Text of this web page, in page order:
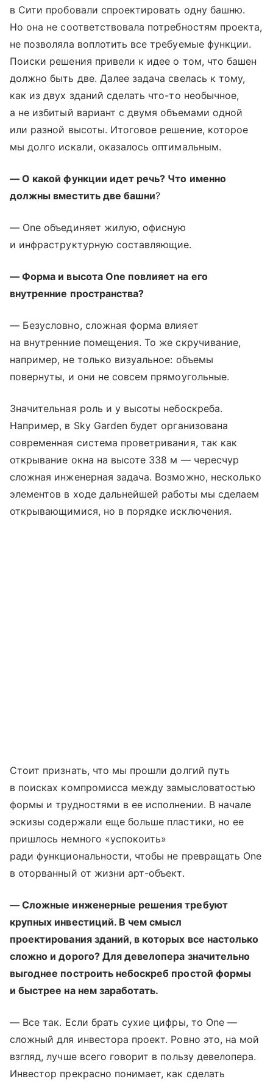
в Сити пробовали спроектировать одну башню.
Но она не соответствовала потребностям проекта,
не позволяла воплотить все требуемые функции.
Поиски решения привели к идее о том, что башен
должно быть две. Далее задача свелась к тому,
как из двух зданий сделать что-то необычное,
а не избитый вариант с двумя объемами одной
или разной высоты. Итоговое решение, которое
мы долго искали, оказалось оптимальным.
— О какой функции идет речь? Что именно
должны вместить две башни?
— One объединяет жилую, офисную
и инфраструктурную составляющие.
— Форма и высота One повлияет на его
внутренние пространства?
— Безусловно, сложная форма влияет
на внутренние помещения. То же скручивание,
например, не только визуальное: объемы
повернуты, и они не совсем прямоугольные.
Значительная роль и у высоты небоскреба.
Например, в Sky Garden будет организована
современная система проветривания, так как
открывание окна на высоте 338 м — чересчур
сложная инженерная задача. Возможно, несколько
элементов в ходе дальнейшей работы мы сделаем
открывающимися, но в порядке исключения.
Стоит признать, что мы прошли долгий путь
в поисках компромисса между замысловатостью
формы и трудностями в ее исполнении. В начале
эскизы содержали еще больше пластики, но ее
пришлось немного «успокоить»
ради функциональности, чтобы не превращать One
в оторванный от жизни арт-объект.
— Сложные инженерные решения требуют
крупных инвестиций. В чем смысл
проектирования зданий, в которых все настолько
сложно и дорого? Для девелопера значительно
выгоднее построить небоскреб простой формы
и быстрее на нем заработать.
— Все так. Если брать сухие цифры, то One —
сложный для инвестора проект. Ровно это, на мой
взгляд, лучше всего говорит в пользу девелопера.
Инвестор прекрасно понимает, как сделать